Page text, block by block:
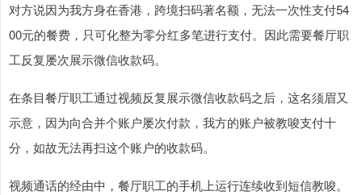
对方说因为我方身在香港，跨境扫码著名额，无法一次性支付54
00元的餐费，只可化整为零分红多笔进行支付。因此需要餐厅职
工反复屡次展示微信收款码。
在条目餐厅职工通过视频反复展示微信收款码之后，这名须眉又
示意，因为向合并个账户屡次付款，我方的账户被教唆支付十
分，如故无法再扫这个账户的收款码。
视频通话的经由中，餐厅职工的手机上运行连续收到短信教唆。